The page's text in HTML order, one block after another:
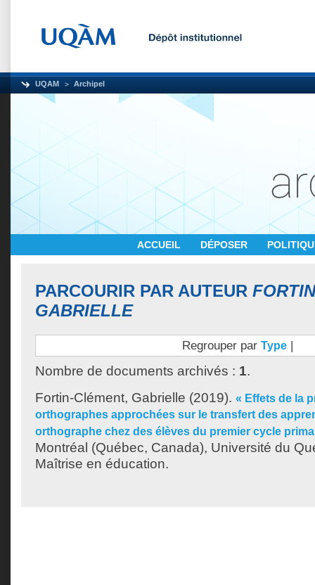
UQAM Archipel
ACCUEIL DÉPOSER
PARCOURIR PAR AUTEUR
GABRIELLE
Regrouper par Type |
Nombre de documents archivés : 1.
Fortin-Clément, Gabrielle (2019). « Effets de la
orthographes approchées sur le transfert des
orthographe chez des élèves du premier cycle
Montréal (Québec, Canada), Université du
Maîtrise en éducation.